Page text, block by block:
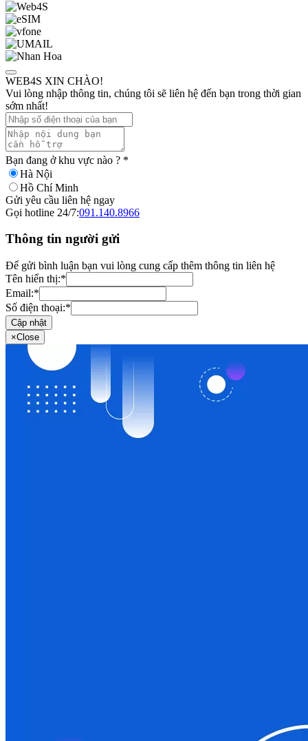
WEB4S XIN CHÀO!
Vui lòng nhập thông tin, chúng tôi sẽ liên hệ đến bạn trong thời gian
sớm nhất!
Bạn đang ở khu vực nào ? *
Hà Nội
Hồ Chí Minh
Gửi yêu cầu liên hệ ngay
Gọi hotline 24/7:091.140.8966
Thông tin người gửi
Để gửi bình luận bạn vui lòng cung cấp thêm thông tin liên hệ
Tên hiển thị:*
Email:*
Số điện thoại:*
Cập nhật
×Close